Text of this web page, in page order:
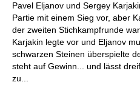
Pavel Eljanov und Sergey
Partie mit einem Sieg vor, aber
der zweiten Stichkampfrunde
Karjakin legte vor und Eljanov
schwarzen Steinen überspielte
steht auf Gewinn... und lässt
zu...